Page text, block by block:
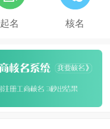
起名 核名